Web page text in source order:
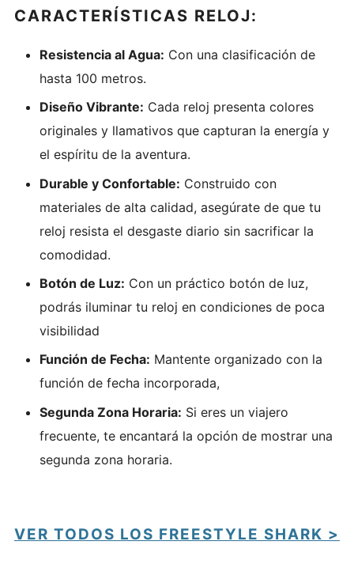
CARACTERÍSTICAS RELOJ:
Resistencia al Agua: Con una clasificación de
hasta 100 metros.
Diseño Vibrante: Cada reloj presenta colores
originales y llamativos que capturan la energía y
el espíritu de la aventura.
Durable y Confortable: Construido con
materiales de alta calidad, asegúrate de que tu
reloj resista el desgaste diario sin sacrificar la
comodidad.
Botón de Luz: Con un práctico botón de luz,
podrás iluminar tu reloj en condiciones de poca
visibilidad
Función de Fecha: Mantente organizado con la
función de fecha incorporada,
Segunda Zona Horaria: Si eres un viajero
frecuente, te encantará la opción de mostrar una
segunda zona horaria.
VER TODOS LOS FREESTYLE SHARK >